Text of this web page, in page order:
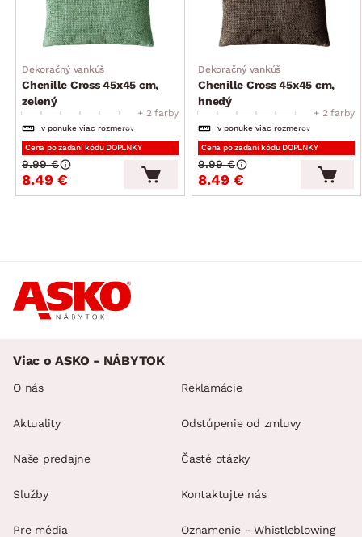
Dekoračný vankúš
Chenille Cross 45x45 cm,
zelený
+ 2 farby
v ponuke viac rozmerov
Cena po zadaní kódu DOPLNKY
8.49 €
9.99 €
Dekoračný vankúš
Chenille Cross 45x45 cm,
hnedý
+ 2 farby
v ponuke viac rozmerov
Cena po zadaní kódu DOPLNKY
8.49 €
9.99 €
Viac o ASKO - NÁBYTOK
O nás
Aktuality
Naše predajne
Služby
Pre média
Reklamácie
Odstúpenie od zmluvy
Časté otázky
Kontaktujte nás
Oznamenie - Whistleblowing